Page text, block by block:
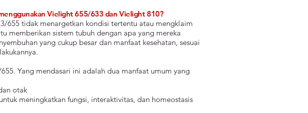
Vielight 655/633 dan Vielight 810?
655 tidak menargetkan kondisi tertentu atau mengklaim
memberikan sistem tubuh dengan apa yang mereka
yang cukup besar dan manfaat kesehatan, sesuai
Yang mendasari ini adalah dua manfaat umum yang
otak
meningkatkan fungsi, interaktivitas, dan homeostasis